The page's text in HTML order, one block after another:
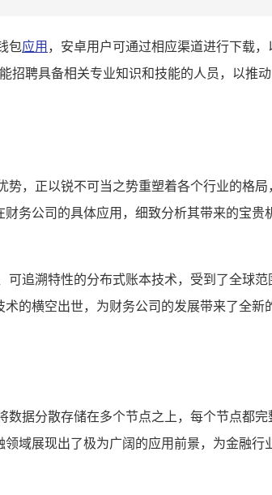
包应用 ，安卓用户可通过相应渠道进行下载
聘具备相关专业知识和技能的人员，以推
，正以锐不可当之势重塑着各个行业的格
务公司的具体应用，细致分析其带来的宝
追溯特性的分布式账本技术，受到了全球
的横空出世，为财务公司的发展带来了全
据分散存储在多个节点之上，每个节点都
域展现出了极为广阔的应用前景，为金融行